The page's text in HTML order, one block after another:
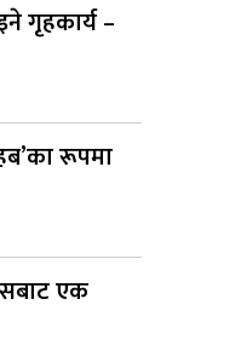
गृहकार्य –
रूपमा
एक